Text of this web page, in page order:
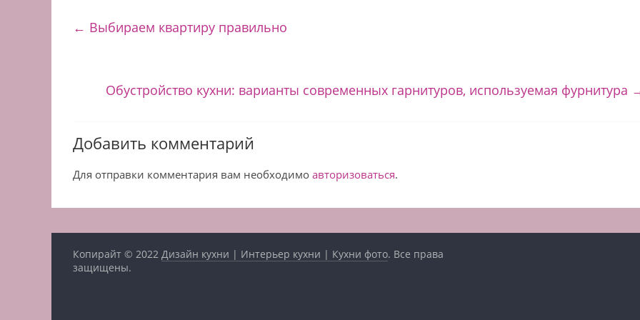
← Выбираем квартиру правильно
Обустройство кухни: варианты современных гарнитуров, используемая фурнитура
Добавить комментарий
Для отправки комментария вам необходимо авторизоваться.
Копирайт © 2022 Дизайн кухни | Интерьер кухни | Кухни фото. Все права
защищены.